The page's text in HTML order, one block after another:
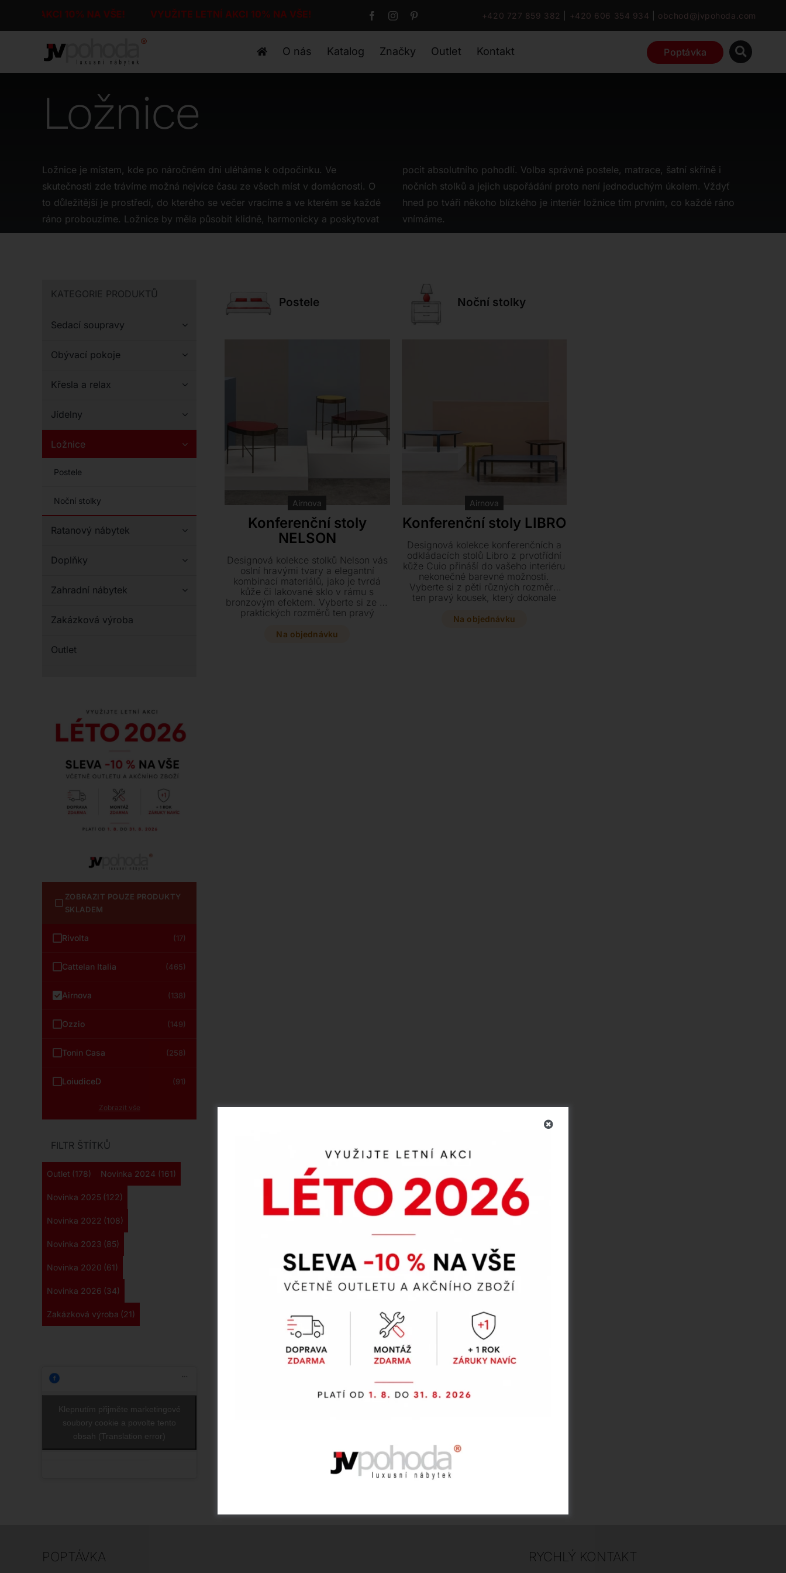
AKCI 10% NA VŠE! VYUŽITE LETNÍ AKCI 10% NA VŠE! +420 727 859 382 +420 606 354 934 obchod@jvpohoda.com
O nás Katalog Značky Outlet Kontakt Poptávka
Ložnice
Ložnice je místem, kde po náročném dni uléháme k odpočinku. Ve
skutečnosti zde trávíme možná nejvíce času ze všech míst v domácnosti. O
to důležitější je prostředí, do kterého se večer vracíme a ve kterém se každé
ráno probouzíme. Ložnice by měla působit klidně, harmonicky a poskytovat
pocit absolutního pohodlí. Volba správné postele, matrace, šatní skříně i
nočních stolků a jejich uspořádání proto není jednoduchým úkolem. Vždyť
hned po tváři někoho blízkého je interiér ložnice tím prvním, co každé ráno
vnímáme.
KATEGORIE PRODUKTŮ
Sedací soupravy
Obývací pokoje
Křesla a relax
Jídelny
Ložnice
Postele
Noční stolky
Ratanový nábytek
Doplňky
Zahradní nábytek
Zakázková výroba
Outlet
ZOBRAZIT POUZE PRODUKTY
SKLADEM
Rivolta (17)
Cattelan Italia (465)
Airnova (138)
Ozzio (149)
Tonin Casa (258)
LoiudiceD (91)
Zobrazit vše
FILTR ŠTÍTKŮ
Outlet (178) Novinka 2024 (161)
Novinka 2025 (122)
Novinka 2022 (108)
Novinka 2023 (85)
Novinka 2020 (61)
Novinka 2026 (34)
Zakázková výroba (21)
Klepnutím přijměte marketingové
soubory cookie a povolte tento
obsah (Translation error)
Postele Noční stolky
Airnova
Konferenční stoly
NELSON
Designová kolekce stolků Nelson vás
oslní hravými tvary a elegantní
kombinací materiálů, jako je tvrdá
kůže či lakované sklo v rámu s
bronzovým efektem. Vyberte si ze tří
praktických rozměrů ten pravý
vzhledu okamžitě rozzáří váš interiér.
Na objednávku
Airnova
Konferenční stoly LIBRO
Designová kolekce konferenčních a
odkládacích stolů Libro z prvotřídní
kůže Cuio přináší do vašeho interiéru
nekonečné barevné možnosti.
Vyberte si z pěti různých rozměrů
ten pravý kousek, který dokonale
Na objednávku
POPTÁVKA RYCHLÝ KONTAKT